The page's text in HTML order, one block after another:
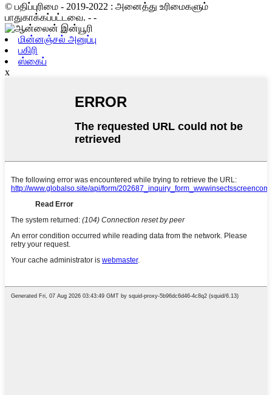
© பதிப்புரிமை - 2019-2022 : அனைத்து உரிமைகளும்
பாதுகாக்கப்பட்டவை. - -
மின்னஞ்சல் அனுப்பு
பகிரி
ஸ்கைப்
x